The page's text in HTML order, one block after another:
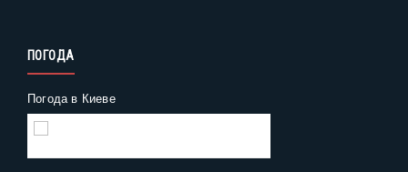
ПОГОДА
Погода в Киеве